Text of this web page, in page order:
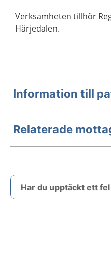
Verksamheten tillhör
Härjedalen.
Information till
Relaterade
Har du upptäckt ett